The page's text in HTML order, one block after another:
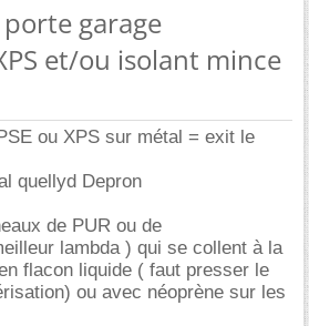
garage
et/ou isolant mince
ou XPS sur métal = exit le
quellyd Depron
de PUR ou de
lambda ) qui se collent à la
flacon liquide ( faut presser le
ou avec néoprène sur les